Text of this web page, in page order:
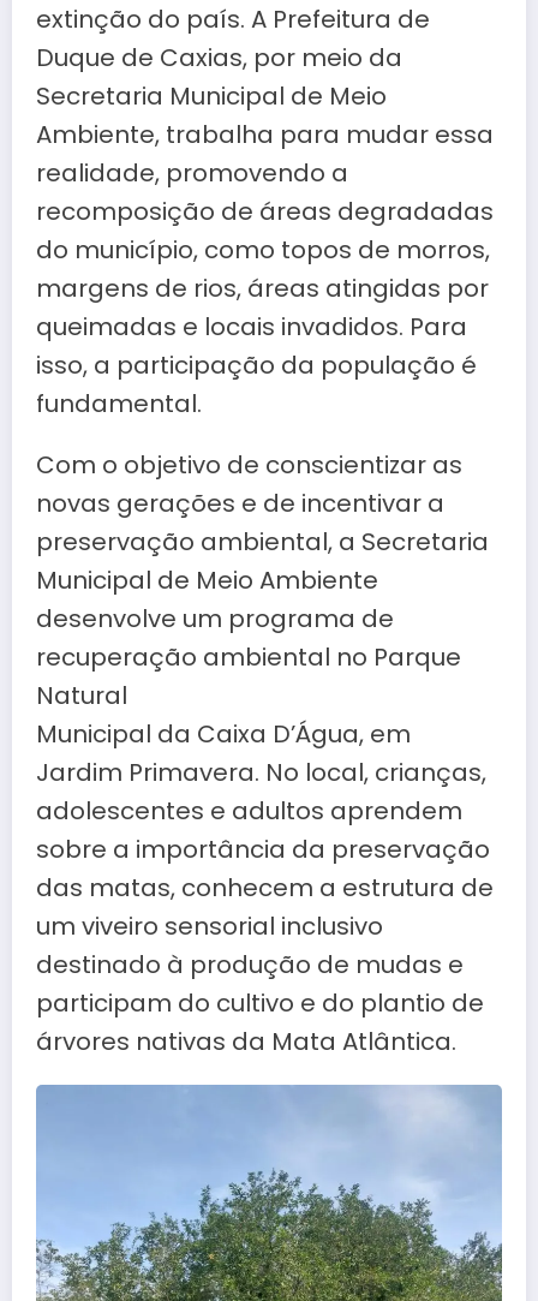
extinção do país. A Prefeitura de
Duque de Caxias, por meio da
Secretaria Municipal de Meio
Ambiente, trabalha para mudar essa
realidade, promovendo a
recomposição de áreas degradadas
do município, como topos de morros,
margens de rios, áreas atingidas por
queimadas e locais invadidos. Para
isso, a participação da população é
fundamental.
Com o objetivo de conscientizar as
novas gerações e de incentivar a
preservação ambiental, a Secretaria
Municipal de Meio Ambiente
desenvolve um programa de
recuperação ambiental no Parque
Natural
Municipal da Caixa D’Água, em
Jardim Primavera. No local, crianças,
adolescentes e adultos aprendem
sobre a importância da preservação
das matas, conhecem a estrutura de
um viveiro sensorial inclusivo
destinado à produção de mudas e
participam do cultivo e do plantio de
árvores nativas da Mata Atlântica.